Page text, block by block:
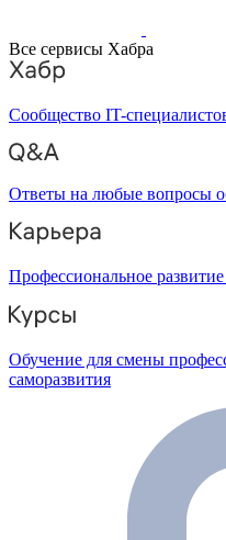
Все сервисы Хабра
Сообщество IT-
Ответы на любые вопросы
Профессиональное
Обучение для смены
саморазвития